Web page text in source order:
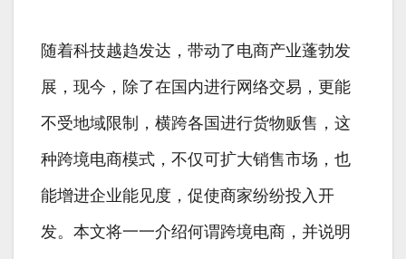
随着科技越趋发达，带动了电商产业蓬勃发
展，现今，除了在国内进行网络交易，更能
不受地域限制，横跨各国进行货物贩售，这
种跨境电商模式，不仅可扩大销售市场，也
能增进企业能见度，促使商家纷纷投入开
发。本文将一一介绍何谓跨境电商，并说明